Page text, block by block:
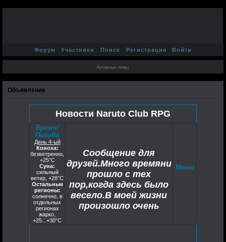
Форум Участники Поиск Регистрация Войти
Активные темы
Объявление
Новости Naruto Club RPG
Время/
Погода
День 4-ый
Коноха:
безветренно,
+25°C
Суна:
сильный
ветер, +28°С
Остальные
регионы:
солнечно, в
отдельных
регионах
жарко,
+25...+30°С
Сообщение для
друзей.Много времяни
прошло с тех
пор,когда здесь было
весело.В моей жизни
произошло очень
Меню